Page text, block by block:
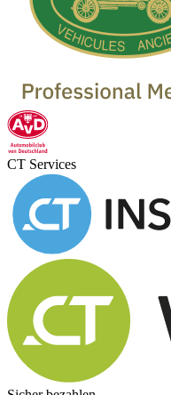
CT Services